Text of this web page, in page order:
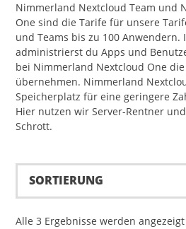
Nimmerland Nextcloud Team und
One sind die Tarife für unsere
und Teams bis zu 100 Anwendern.
administrierst du Apps und
bei Nimmerland Nextcloud One
übernehmen. Nimmerland
Speicherplatz für eine geringere
Hier nutzen wir Server-Rentner
Schrott.
Alle 3 Ergebnisse werden angezeigt